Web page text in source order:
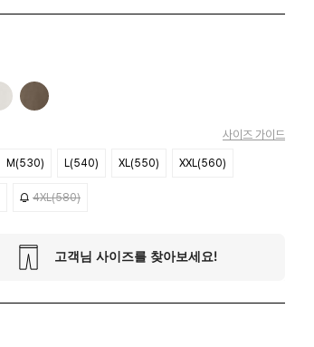
사이즈 가이드
M(530) L(540) XL(550) XXL(560)
4XL(580)